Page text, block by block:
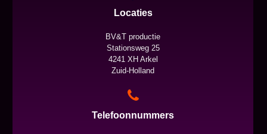
Locaties
BV&T productie
Stationsweg 25
4241 XH Arkel
Zuid-Holland
Telefoonnummers